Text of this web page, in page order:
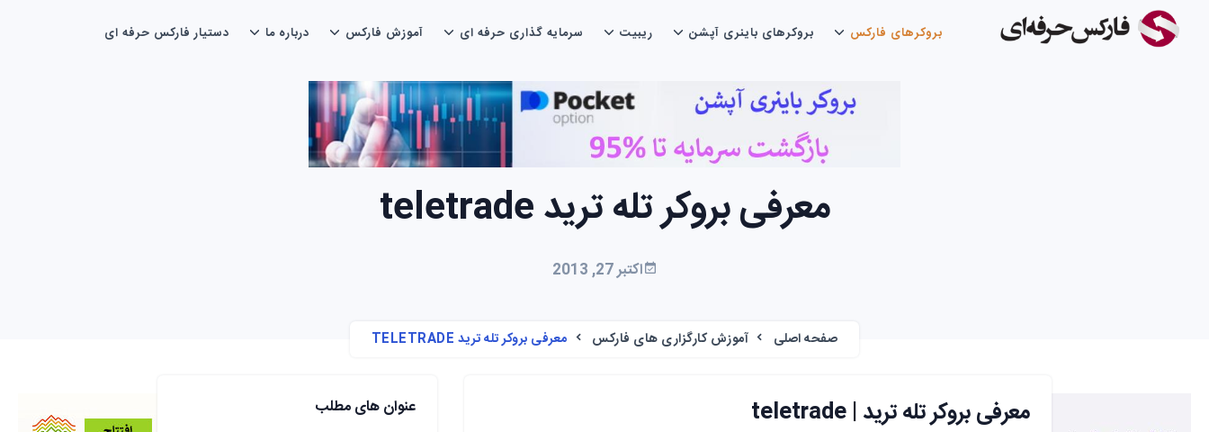
بروکرهای فارکس بروکرهای باینری آپشن ریبیت سرمایه گذاری حرفه ای آموزش فارکس درباره ما دستیار فارکس حرفه ای
معرفی بروکر تله ترید teletrade
اکتبر 27, 2013
صفحه اصلی آموزش کارگزاری های فارکس معرفی بروکر تله ترید TELETRADE
معرفی بروکر تله ترید | teletrade
عنوان های مطلب